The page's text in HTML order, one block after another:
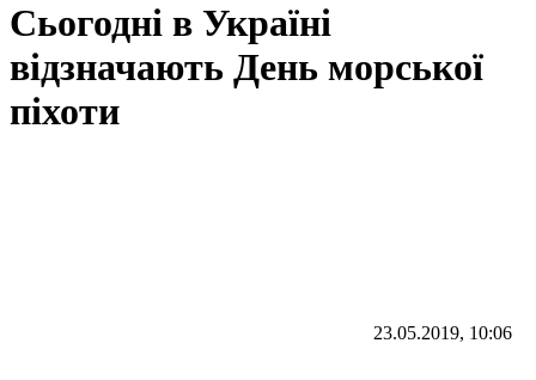
Сьогодні в Україні
відзначають День морської
піхоти
23.05.2019, 10:06